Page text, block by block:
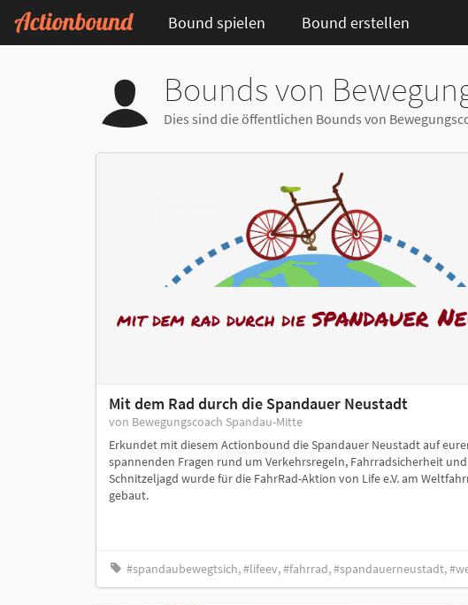
Bound spielen Bound erstellen
Bounds von
Dies sind die öffentlichen Bounds von
Mit dem Rad durch die Spandauer Neustadt
von Bewegungscoach Spandau-Mitte
Erkundet mit diesem Actionbound die Spandauer Neustadt auf
spannenden Fragen rund um Verkehrsregeln, Fahrradsicherheit und
Schnitzeljagd wurde für die FahrRad-Aktion von Life e.V. am
gebaut.
#spandaubewegtsich, #lifeev, #fahrrad, #spandauerneustadt,